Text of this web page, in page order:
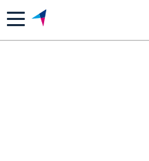
Menu